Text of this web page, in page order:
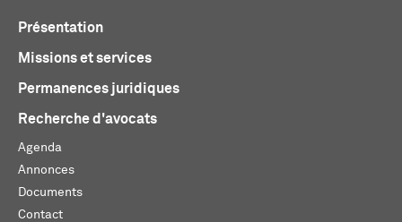
Présentation
Missions et services
Permanences juridiques
Recherche d'avocats
Agenda
Annonces
Documents
Contact